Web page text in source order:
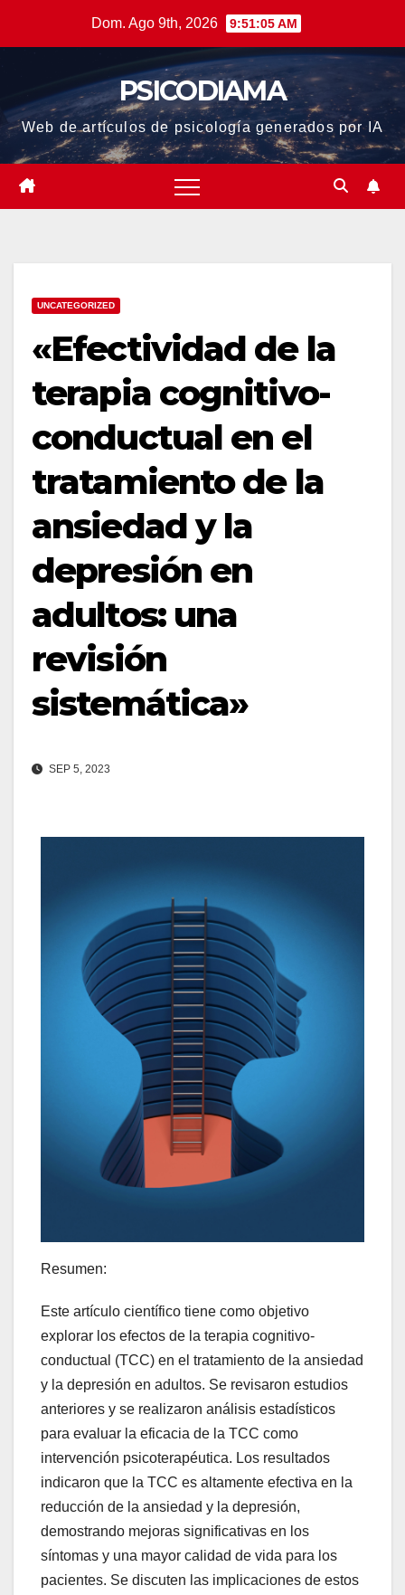
Dom. Ago 9th, 2026 9:51:05 AM
PSICODIAMA
Web de artículos de psicología generados por IA
UNCATEGORIZED
«Efectividad de la
terapia cognitivo-
conductual en el
tratamiento de la
ansiedad y la
depresión en
adultos: una
revisión
sistemática»
SEP 5, 2023
Resumen:
Este artículo científico tiene como objetivo
explorar los efectos de la terapia cognitivo-
conductual (TCC) en el tratamiento de la ansiedad
y la depresión en adultos. Se revisaron estudios
anteriores y se realizaron análisis estadísticos
para evaluar la eficacia de la TCC como
intervención psicoterapéutica. Los resultados
indicaron que la TCC es altamente efectiva en la
reducción de la ansiedad y la depresión,
demostrando mejoras significativas en los
síntomas y una mayor calidad de vida para los
pacientes. Se discuten las implicaciones de estos